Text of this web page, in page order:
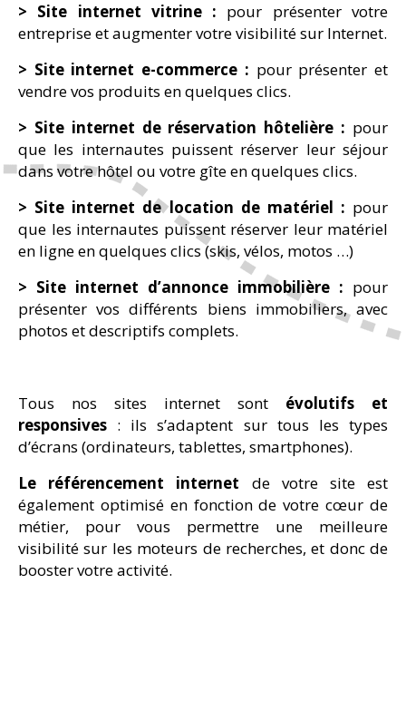
> Site internet vitrine : pour présenter votre
entreprise et augmenter votre visibilité sur Internet.
> Site internet e-commerce : pour présenter et
vendre vos produits en quelques clics.
> Site internet de réservation hôtelière : pour
que les internautes puissent réserver leur séjour
dans votre hôtel ou votre gîte en quelques clics.
> Site internet de location de matériel : pour
que les internautes puissent réserver leur matériel
en ligne en quelques clics (skis, vélos, motos …)
> Site internet d’annonce immobilière : pour
présenter vos différents biens immobiliers, avec
photos et descriptifs complets.
Tous nos sites internet sont évolutifs et
responsives : ils s’adaptent sur tous les types
d’écrans (ordinateurs, tablettes, smartphones).
Le référencement internet de votre site est
également optimisé en fonction de votre cœur de
métier, pour vous permettre une meilleure
visibilité sur les moteurs de recherches, et donc de
booster votre activité.